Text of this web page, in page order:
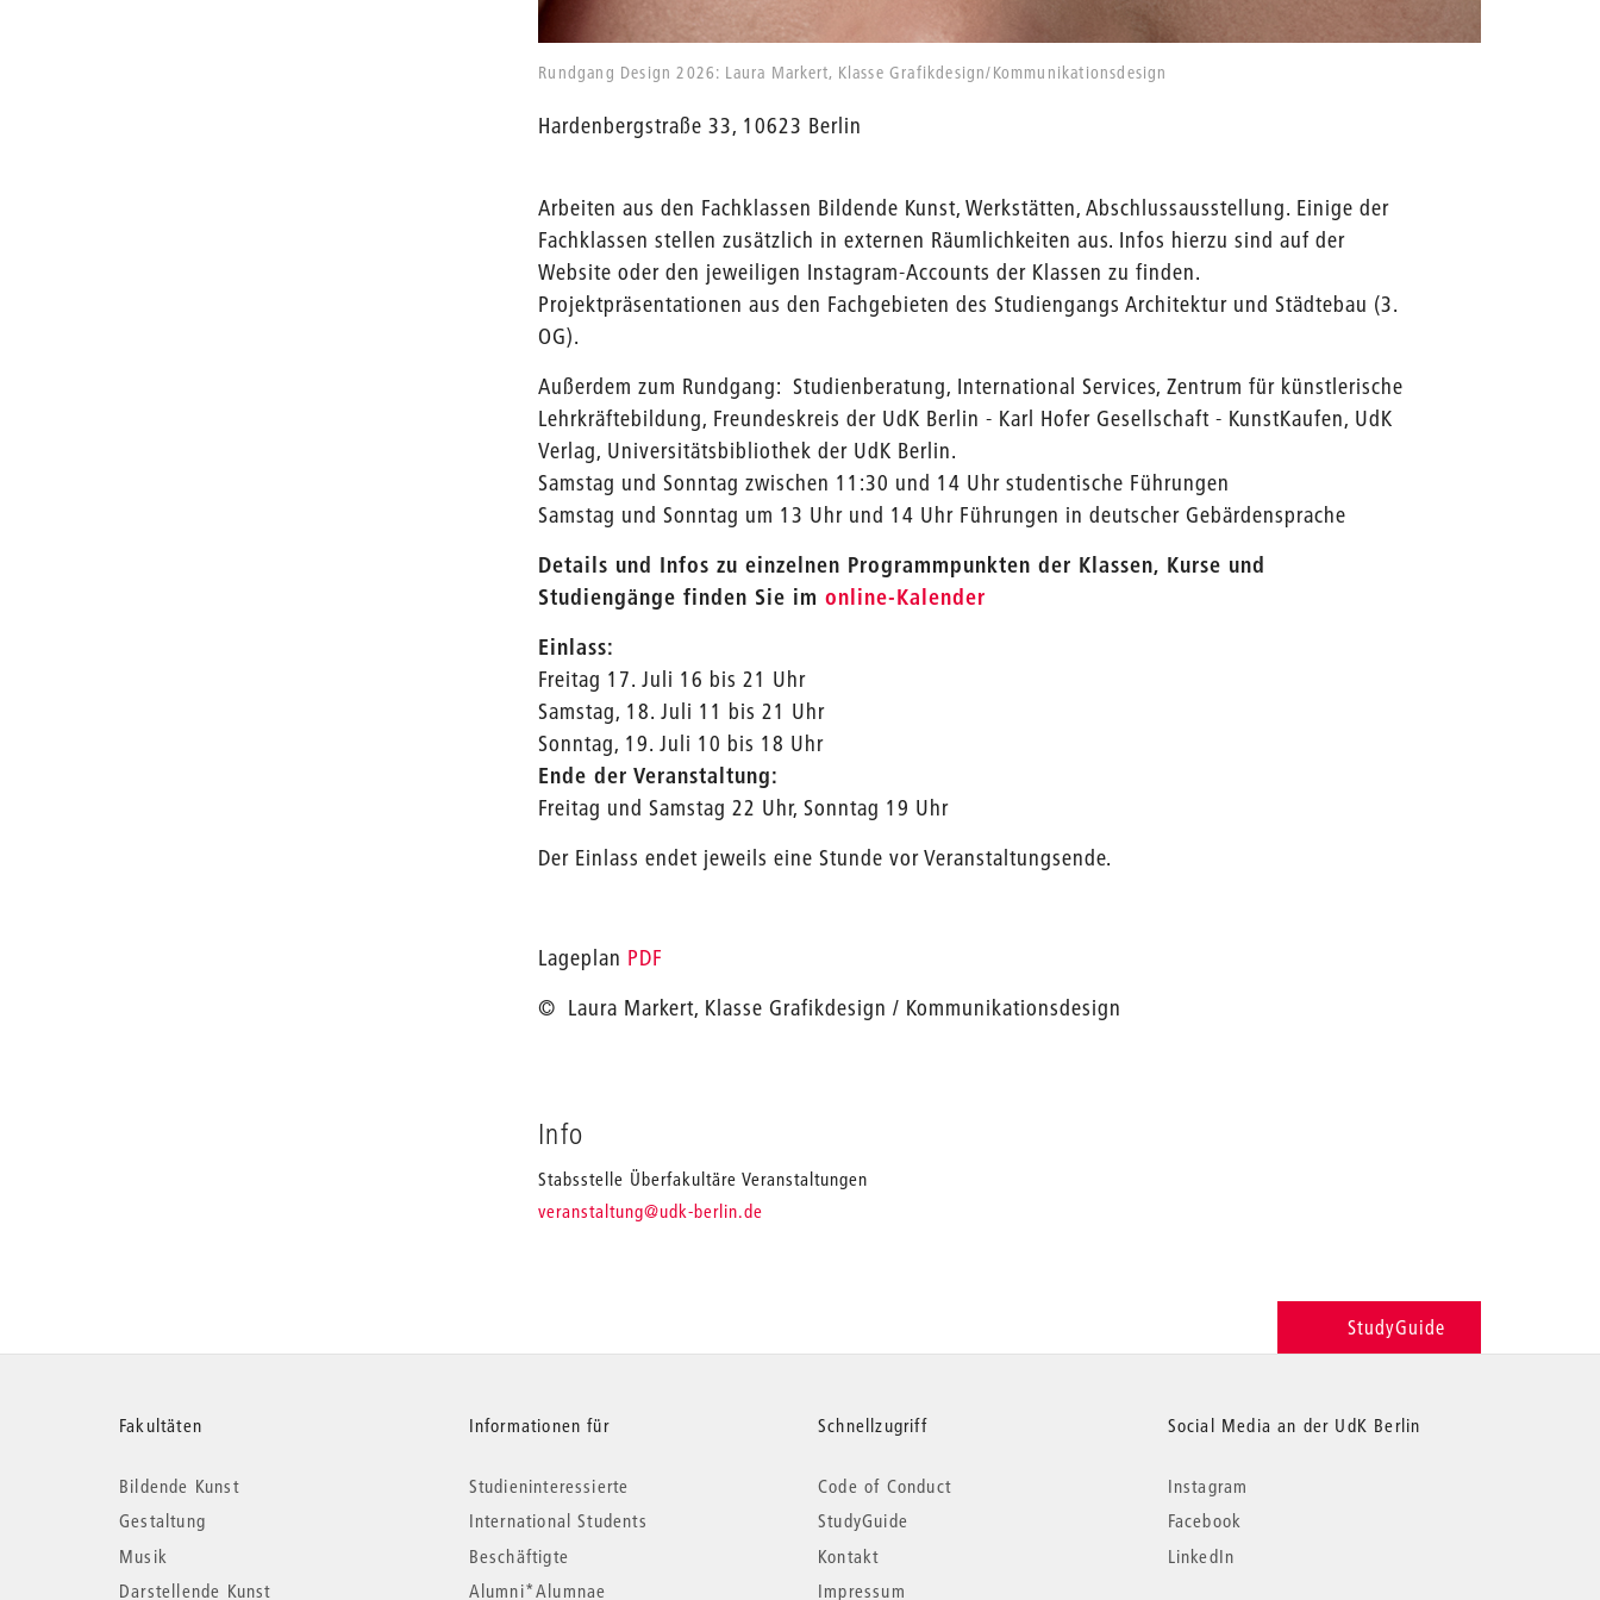
Rundgang Design 2026: Laura Markert, Klasse Grafikdesign/Kommunikationsdesign
Hardenbergstraße 33, 10623 Berlin
Arbeiten aus den Fachklassen Bildende Kunst, Werkstätten, Abschlussausstellung. Einige der
Fachklassen stellen zusätzlich in externen Räumlichkeiten aus. Infos hierzu sind auf der
Website oder den jeweiligen Instagram-Accounts der Klassen zu finden.
Projektpräsentationen aus den Fachgebieten des Studiengangs Architektur und Städtebau (3.
OG).
Außerdem zum Rundgang: Studienberatung, International Services, Zentrum für künstlerische
Lehrkräftebildung, Freundeskreis der UdK Berlin - Karl Hofer Gesellschaft - KunstKaufen, UdK
Verlag, Universitätsbibliothek der UdK Berlin.
Samstag und Sonntag zwischen 11:30 und 14 Uhr studentische Führungen
Samstag und Sonntag um 13 Uhr und 14 Uhr Führungen in deutscher Gebärdensprache
Details und Infos zu einzelnen Programmpunkten der Klassen, Kurse und
Studiengänge finden Sie imonline-Kalender
Einlass:
Freitag 17. Juli 16 bis 21 Uhr
Samstag, 18. Juli 11 bis 21 Uhr
Sonntag, 19. Juli 10 bis 18 Uhr
Ende der Veranstaltung:
Freitag und Samstag 22 Uhr, Sonntag 19 Uhr
Der Einlass endet jeweils eine Stunde vor Veranstaltungsende.
Lageplan PDF
© Laura Markert, Klasse Grafikdesign / Kommunikationsdesign
Info
Stabsstelle Überfakultäre Veranstaltungen
veranstaltung_
@udk-berlin.de
StudyGuide
Weitere
Informationen
Fakultäten
Bildende Kunst
Gestaltung
Musik
Darstellende Kunst
Informationen für
Studieninteressierte
International Students
Beschäftigte
Alumni*Alumnae
Schnellzugriff
Code of Conduct
StudyGuide
Kontakt
Impressum
Social Media an der UdK Berlin
Instagram
Facebook
LinkedIn